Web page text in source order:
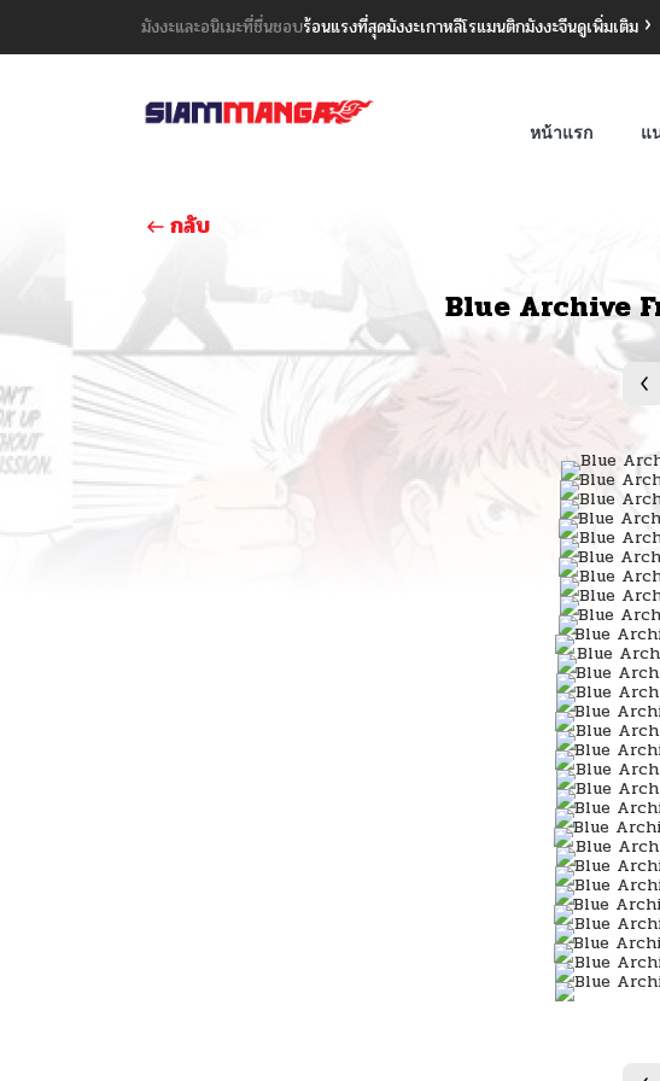
มังงะและอนิเมะที่ชื่นชอบร้อนแรงที่สุดมังงะเกาหลีโรแมนติกมังงะจีนดูเพิ่มเติม
หน้าแรก แ
กลับ
Blue Archive